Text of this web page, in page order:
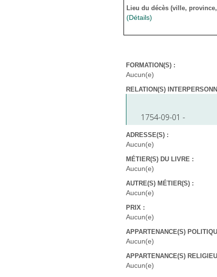
Lieu du décès (ville,
(Détails)
FORMATION(S) :
Aucun(e)
RELATION(S)
1754-09-01 -
ADRESSE(S) :
Aucun(e)
MÉTIER(S) DU LIVRE :
Aucun(e)
AUTRE(S) MÉTIER(S) :
Aucun(e)
PRIX :
Aucun(e)
APPARTENANCE(S)
Aucun(e)
APPARTENANCE(S)
Aucun(e)